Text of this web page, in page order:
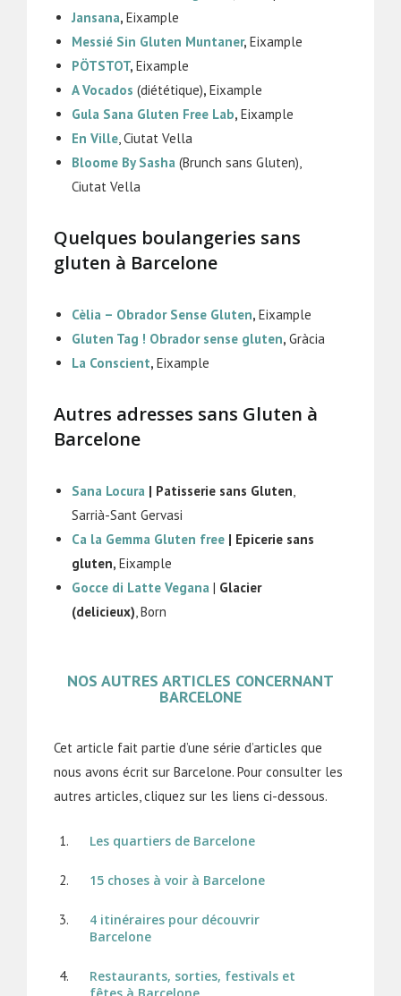
Jansana, Eixample
Messié Sin Gluten Muntaner, Eixample
PÖTSTOT, Eixample
A Vocados (diététique), Eixample
Gula Sana Gluten Free Lab, Eixample
En Ville, Ciutat Vella
Bloome By Sasha (Brunch sans Gluten),
Ciutat Vella
Quelques boulangeries sans
gluten à Barcelone
Cèlia – Obrador Sense Gluten, Eixample
Gluten Tag ! Obrador sense gluten, Gràcia
La Conscient, Eixample
Autres adresses sans Gluten à
Barcelone
Sana Locura | Patisserie sans Gluten,
Sarrià-Sant Gervasi
Ca la Gemma Gluten free | Epicerie sans
gluten, Eixample
Gocce di Latte Vegana | Glacier
(delicieux), Born
NOS AUTRES ARTICLES CONCERNANT
BARCELONE
Cet article fait partie d’une série d’articles que
nous avons écrit sur Barcelone. Pour consulter les
autres articles, cliquez sur les liens ci-dessous.
Les quartiers de Barcelone
15 choses à voir à Barcelone
4 itinéraires pour découvrir
Barcelone
Restaurants, sorties, festivals et